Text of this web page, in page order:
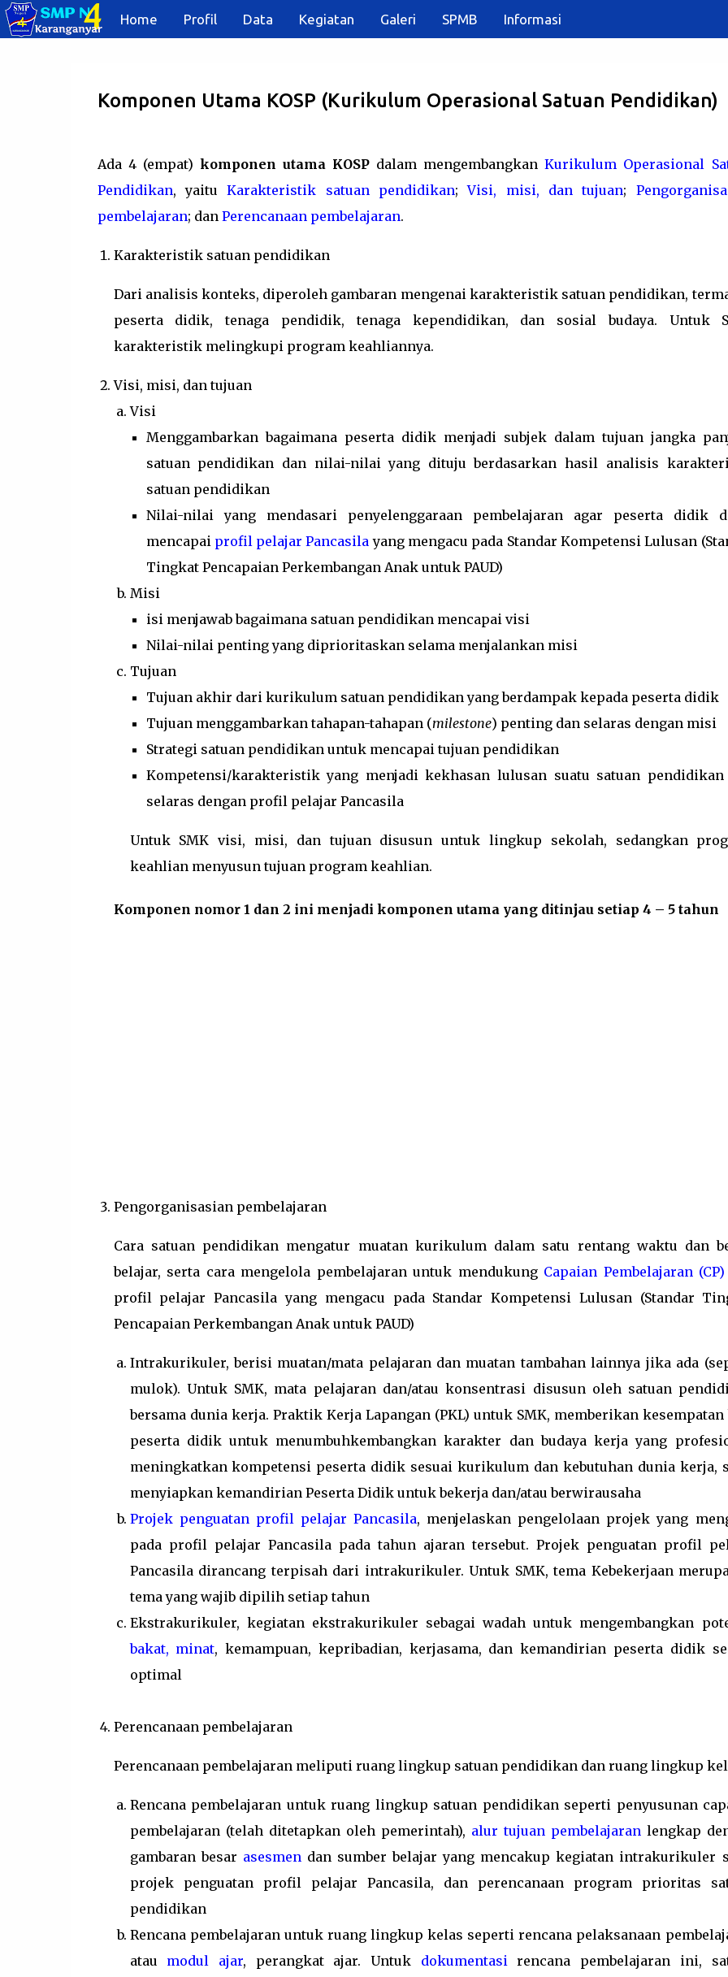
Home Profil Data Kegiatan Galeri SPMB Informasi
Langsung ke konten utama
Komponen Utama KOSP (Kurikulum Operasional Satuan Pendidikan)
Ada 4 (empat) komponen utama KOSP dalam mengembangkanKurikulum Operasional
Pendidikan, yaituKarakteristik satuan pendidikan;Visi, misi, dan tujuan;
pembelajaran; dan Perencanaan pembelajaran.
Karakteristik satuan pendidikan
Dari analisis konteks, diperoleh gambaran mengenai karakteristik satuan pendidikan,
peserta didik, tenaga pendidik, tenaga kependidikan, dan sosial budaya. Untuk
karakteristik melingkupi program keahliannya.
Visi, misi, dan tujuan
Visi
Menggambarkan bagaimana peserta didik menjadi subjek dalam tujuan jangka
satuan pendidikan dan nilai-nilai yang dituju berdasarkan hasil analisis
satuan pendidikan
Nilai-nilai yang mendasari penyelenggaraan pembelajaran agar peserta didik
mencapai profil pelajar Pancasila yang mengacu pada Standar Kompetensi Lulusan
Tingkat Pencapaian Perkembangan Anak untuk PAUD)
Misi
isi menjawab bagaimana satuan pendidikan mencapai visi
Nilai-nilai penting yang diprioritaskan selama menjalankan misi
Tujuan
Tujuan akhir dari kurikulum satuan pendidikan yang berdampak kepada peserta didik
Tujuan menggambarkan tahapan-tahapan (milestone) penting dan selaras dengan misi
Strategi satuan pendidikan untuk mencapai tujuan pendidikan
Kompetensi/karakteristik yang menjadi kekhasan lulusan suatu satuan pendidikan
selaras dengan profil pelajar Pancasila
Untuk SMK visi, misi, dan tujuan disusun untuk lingkup sekolah, sedangkan
keahlian menyusun tujuan program keahlian.
Komponen nomor 1 dan 2 ini menjadi komponen utama yang ditinjau setiap 4 – 5 tahun
Pengorganisasian pembelajaran
Cara satuan pendidikan mengatur muatan kurikulum dalam satu rentang waktu dan
belajar, serta cara mengelola pembelajaran untuk mendukung Capaian Pembelajaran (CP)
profil pelajar Pancasila yang mengacu pada Standar Kompetensi Lulusan (Standar
Pencapaian Perkembangan Anak untuk PAUD)
Intrakurikuler, berisi muatan/mata pelajaran dan muatan tambahan lainnya jika ada
mulok). Untuk SMK, mata pelajaran dan/atau konsentrasi disusun oleh satuan
bersama dunia kerja. Praktik Kerja Lapangan (PKL) untuk SMK, memberikan kesempatan
peserta didik untuk menumbuhkembangkan karakter dan budaya kerja yang
meningkatkan kompetensi peserta didik sesuai kurikulum dan kebutuhan dunia kerja,
menyiapkan kemandirian Peserta Didik untuk bekerja dan/atau berwirausaha
Projek penguatan profil pelajar Pancasila, menjelaskan pengelolaan projek yang
pada profil pelajar Pancasila pada tahun ajaran tersebut. Projek penguatan profil
Pancasila dirancang terpisah dari intrakurikuler. Untuk SMK, tema Kebekerjaan
tema yang wajib dipilih setiap tahun
Ekstrakurikuler, kegiatan ekstrakurikuler sebagai wadah untuk mengembangkan
bakat, minat, kemampuan, kepribadian, kerjasama, dan kemandirian peserta didik
optimal
Perencanaan pembelajaran
Perencanaan pembelajaran meliputi ruang lingkup satuan pendidikan dan ruang lingkup
Rencana pembelajaran untuk ruang lingkup satuan pendidikan seperti penyusunan
pembelajaran (telah ditetapkan oleh pemerintah), alur tujuan pembelajaran lengkap
gambaran besar asesmen dan sumber belajar yang mencakup kegiatan intrakurikuler
projek penguatan profil pelajar Pancasila, dan perencanaan program prioritas
pendidikan
Rencana pembelajaran untuk ruang lingkup kelas seperti rencana pelaksanaan
atau modul ajar, perangkat ajar. Untuk dokumentasi rencana pembelajaran ini,